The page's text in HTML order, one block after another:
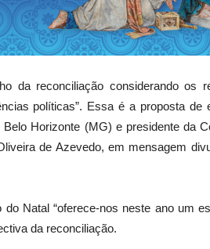
da reconciliação considerando os
políticas”. Essa é a proposta de
Horizonte (MG) e presidente da
de Azevedo, em mensagem
Natal “oferece-nos neste ano um
da reconciliação.